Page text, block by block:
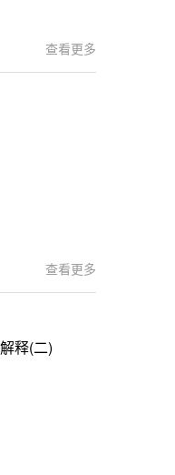
查看更多
查看更多
释(二)